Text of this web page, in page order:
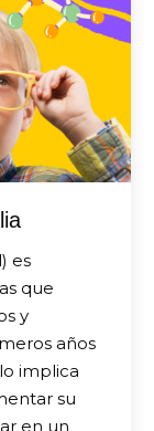
es
que
y
años
implica
su
en un